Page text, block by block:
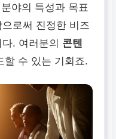
야의 특성과 목표
로써 진정한 비즈
. 여러분의 콘텐
할 수 있는 기회죠.